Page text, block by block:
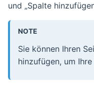
und „Spalte
NOTE
Sie können Ihren
hinzufügen, um